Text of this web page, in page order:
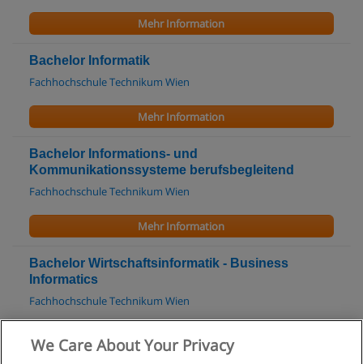
Mehr Information
Bachelor Informatik
Fachhochschule Technikum Wien
Mehr Information
Bachelor Informations- und
Kommunikationssysteme berufsbegleitend
Fachhochschule Technikum Wien
Mehr Information
Bachelor Wirtschaftsinformatik - Business
Informatics
Fachhochschule Technikum Wien
Mehr Information
We Care About Your Privacy